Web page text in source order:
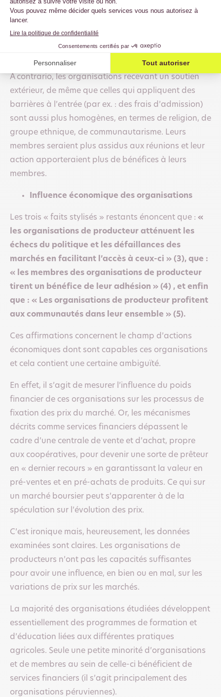
d’avantages à leurs membres. Certains avancent
l’efficacité (objectifs axés sur la performance) et
A contrario, les organisations recevant un soutien
extérieur, de même que celles qui appliquent des
barrières à l’entrée (par ex. : des frais d’admission)
sont aussi plus homogènes, en termes de religion, de
groupe ethnique, de communautarisme. Leurs
membres seraient plus assidus aux réunions et leur
action apporteraient plus de bénéfices à leurs
membres.
Influence économique des organisations
Les trois « faits stylisés » restants énoncent que : «
les organisations de producteur atténuent les
échecs du politique et les défaillances des
marchés en facilitant l’accès à ceux-ci » (3), que :
« les membres des organisations de producteur
tirent un bénéfice de leur adhésion » (4) , et enfin
que : « Les organisations de producteur profitent
aux communautés dans leur ensemble » (5).
Ces affirmations concernent le champ d’actions
économiques dont sont capables ces organisations
et cela contient une certaine ambiguïté.
En effet, il s’agit de mesurer l’influence du poids
financier de ces organisations sur les processus de
fixation des prix du marché. Or, les mécanismes
décrits comme services financiers dépassent le
cadre d’une centrale de vente et d’achat, propre
aux coopératives, pour devenir une sorte de prêteur
en « dernier recours » en garantissant la valeur en
pré-ventes et en pré-achats de produits. Ce qui sur
un marché boursier peut s’apparenter à de la
spéculation sur l’évolution des prix.
C’est ironique mais, heureusement, les données
examinées sont claires. Les organisations de
producteurs n’ont pas les capacités suffisantes
pour avoir une influence, en bien ou en mal, sur les
variations de prix sur les marchés.
La majorité des organisations étudiées développent
essentiellement des programmes de formation et
d’éducation liées aux différentes pratiques
agricoles. Seule une petite minorité d’organisations
et de membres au sein de celle-ci bénéficient de
services financiers (il s’agit principalement des
organisations péruviennes).